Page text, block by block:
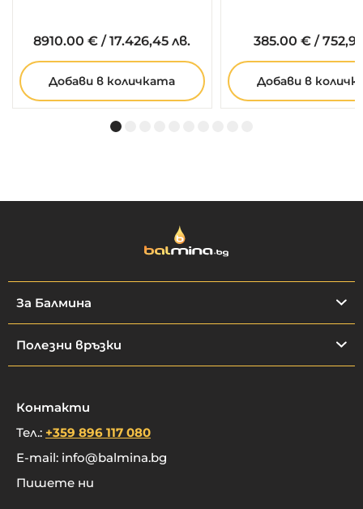
8910.00 € /17.426,45 лв.
Добави в количката
385.00 € /
Добави в
За Балмина
Полезни връзки
Контакти
Тел.: +359 896 117 080
E-mail: info@balmina.bg
Пишете ни